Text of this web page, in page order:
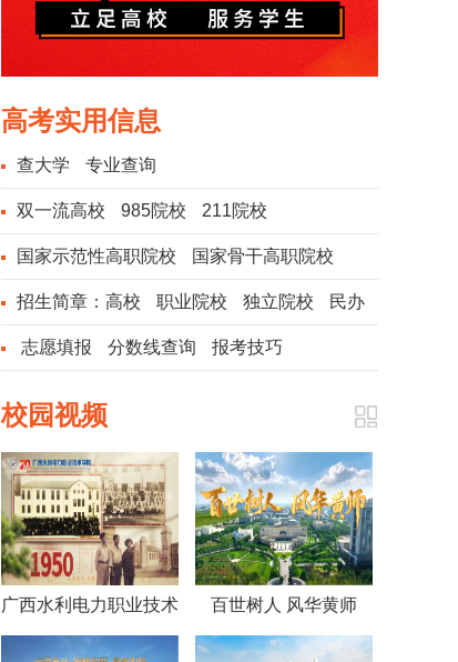
高考实用信息
查大学 专业查询
双一流高校 985院校 211院校
国家示范性高职院校 国家骨干高职院校
招生简章： 高校 职业院校 独立院校 民办
院校志愿填报 分数线查询 报考技巧
校园视频
广西水利电力职业技术
学院视频《70年，70
百世树人 风华黄师
——黄冈师范学院宣传